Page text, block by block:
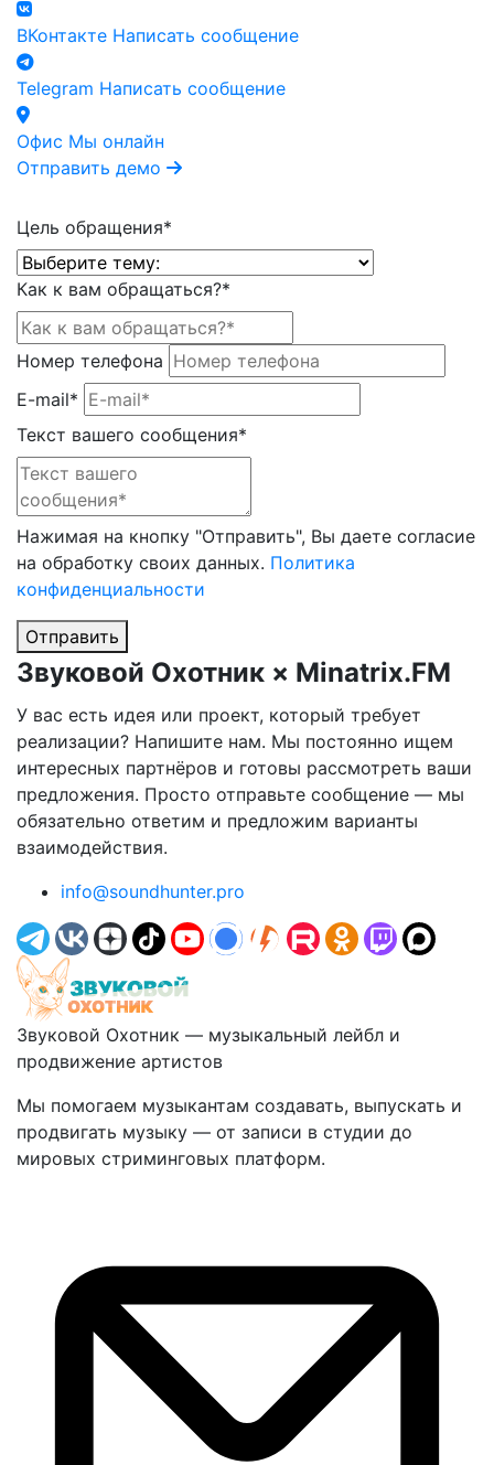
ВКонтакте Написать сообщение
Telegram Написать сообщение
Офис Мы онлайн
Отправить демо
Цель обращения*
Как к вам обращаться?*
Номер телефона
E-mail*
Текст вашего сообщения*
Нажимая на кнопку "Отправить", Вы даете согласие
на обработку своих данных. Политика
конфиденциальности
Отправить
Звуковой Охотник × Minatrix.FM
У вас есть идея или проект, который требует
реализации? Напишите нам. Мы постоянно ищем
интересных партнёров и готовы рассмотреть ваши
предложения. Просто отправьте сообщение — мы
обязательно ответим и предложим варианты
взаимодействия.
info@soundhunter.pro
Звуковой Охотник — музыкальный лейбл и
продвижение артистов
Мы помогаем музыкантам создавать, выпускать и
продвигать музыку — от записи в студии до
мировых стриминговых платформ.